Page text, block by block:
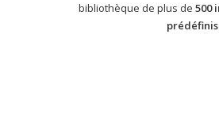
bibliothèque de plus de 500
prédéfinis